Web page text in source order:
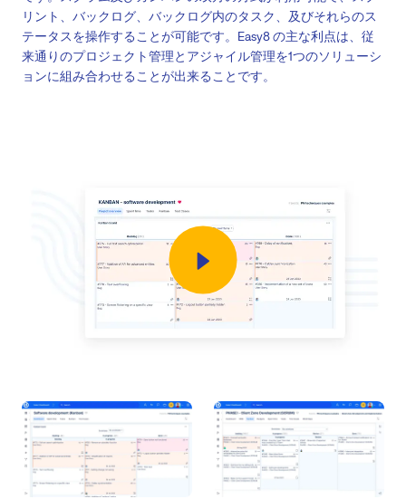
リント、バックログ、バックログ内のタスク、及びそれらのス
テータスを操作することが可能です。Easy8 の主な利点は、従
来通りのプロジェクト管理とアジャイル管理を1つのソリューシ
ョンに組み合わせることが出来ることです。